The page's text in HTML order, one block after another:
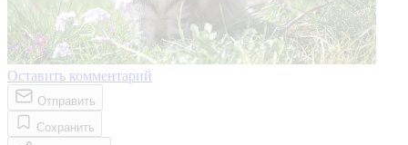
Оставить комментарий
Отправить
Сохранить